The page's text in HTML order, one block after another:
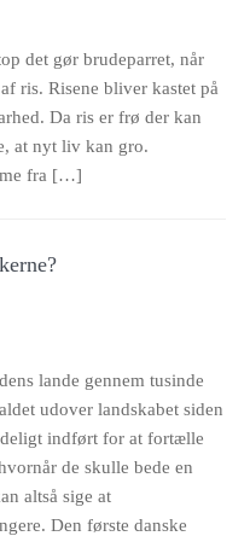
det gør brudeparret, når
ris. Risene bliver kastet på
Da ris er frø der kan
at nyt liv kan gro.
fra […]
lande gennem tusinde
udover landskabet siden
indført for at fortælle
de skulle bede en
altså sige at
Den første danske